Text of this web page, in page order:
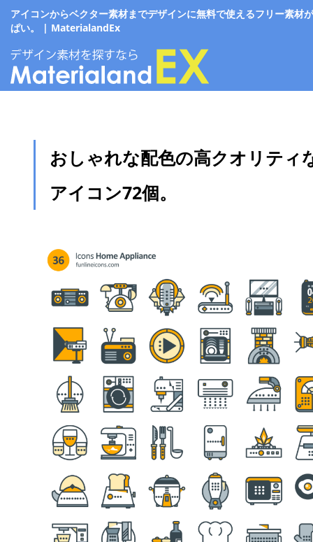
アイコンからベクター素材までデザインに無料で使えるフリー素材
ぱい。 | MaterialandEx
おしゃれな配色の高クオリティ
アイコン72個。